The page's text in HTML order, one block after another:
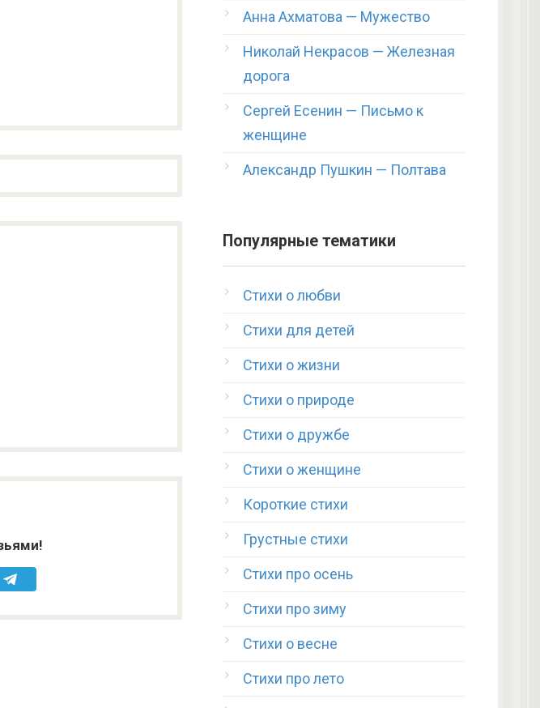
Анна Ахматова — Мужество
Николай Некрасов — Железная
дорога
Сергей Есенин — Письмо к
женщине
Александр Пушкин — Полтава
Популярные тематики
Стихи о любви
Стихи для детей
Стихи о жизни
Стихи о природе
Стихи о дружбе
Стихи о женщине
Короткие стихи
Грустные стихи
Стихи про осень
Стихи про зиму
Стихи о весне
Стихи про лето